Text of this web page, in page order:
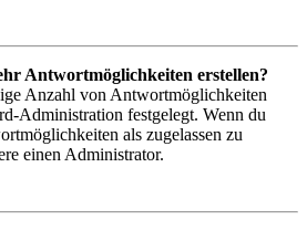
Antwortmöglichkeiten erstellen?
Anzahl von Antwortmöglichkeiten
Administration festgelegt. Wenn du
als zugelassen zu
einen Administrator.